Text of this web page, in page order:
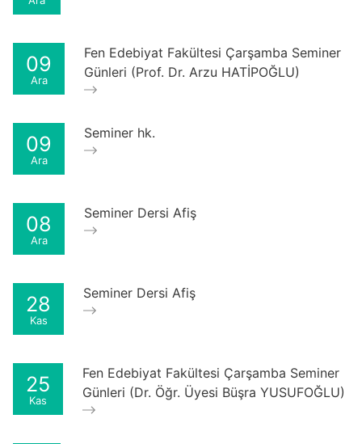
09
Ara
Fen Edebiyat Fakültesi Çarşamba Seminer
Günleri (Prof. Dr. Arzu HATİPOĞLU)
09
Ara
Seminer hk.
08
Ara
Seminer Dersi Afiş
28
Kas
Seminer Dersi Afiş
25
Kas
Fen Edebiyat Fakültesi Çarşamba Seminer
Günleri (Dr. Öğr. Üyesi Büşra YUSUFOĞLU)